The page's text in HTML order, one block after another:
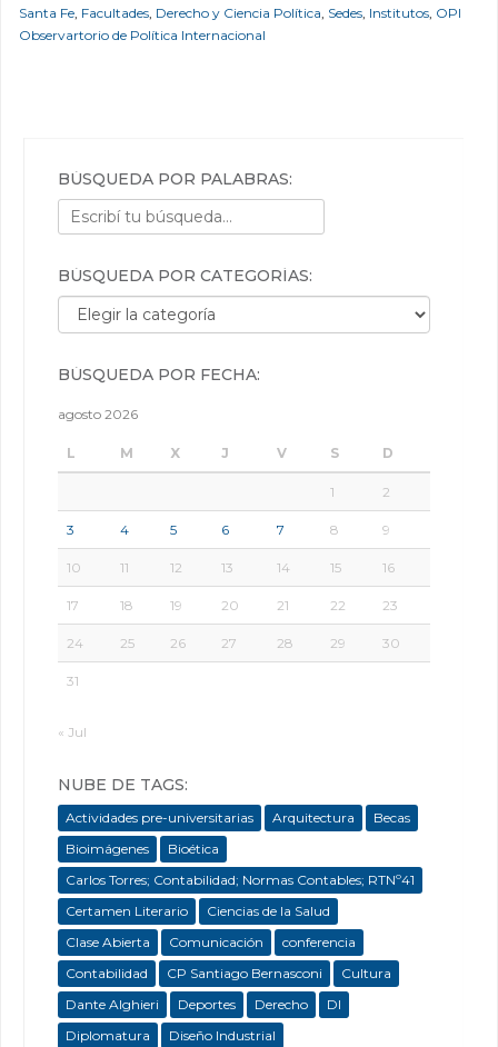
Santa Fe Facultades Derecho y Ciencia Política Sedes Institutos OPI
Observartorio de Política Internacional
BÚSQUEDA POR PALABRAS:
BÚSQUEDA POR CATEGORÍAS:
Búsqueda por categorías:
BÚSQUEDA POR FECHA:
agosto 2026
L M X J V S D
1 2
3 4 5 6 7 8 9
10 11 12 13 14 15 16
17 18 19 20 21 22 23
24 25 26 27 28 29 30
31
« Jul
NUBE DE TAGS:
Actividades pre-universitarias Arquitectura
Becas
Bioimágenes
Bioética
Carlos Torres; Contabilidad; Normas Contables; RTNº41
Certamen Literario
Ciencias de la Salud
Clase Abierta
Comunicación
conferencia
Contabilidad
CP Santiago Bernasconi
Cultura
Dante Alghieri
Deportes Derecho
DI
Diplomatura
Diseño Industrial